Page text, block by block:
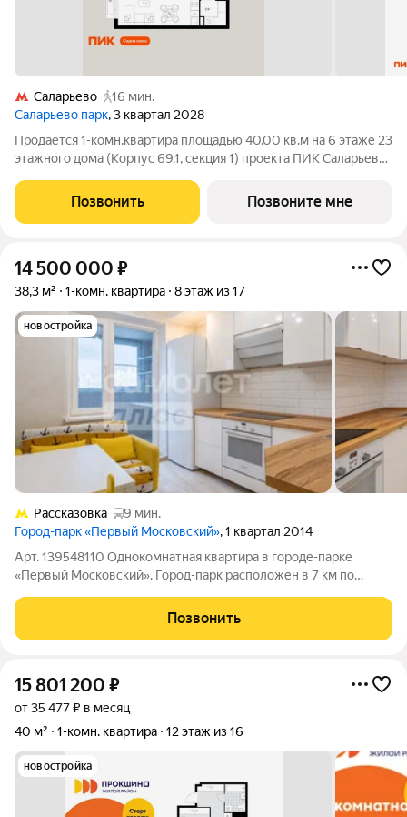
Саларьево
16 мин.
Саларьево парк, 3 квартал 2028
Продаётся 1-комн.квартира площадью 40.00 кв.м на 6 этаже 23
этажного дома (Корпус 69.1, секция 1) проекта ПИК Саларьево
функциональная планировка, большие окна, с отделкой. Жилой
район «Саларьево
Позвонить Позвоните мне
14 500 000 ₽
38,3 м² 1-комн. квартира 8 этаж из 17
новостройка
Рассказовка
9 мин.
Город-парк «Первый Московский», 1 квартал 2014
Арт. 139548110 Однокомнатная квартира в городе-парке
«Первый Московский». Город-парк расположен в 7 км по
прямой выезд на Киевское шоссе. Для наших клиентов есть
возможность одобрения ипотеки
Позвонить
15 801 200 ₽
от 35 477 ₽ в месяц
40 м²
1-комн. квартира 12 этаж из 16
новостройка